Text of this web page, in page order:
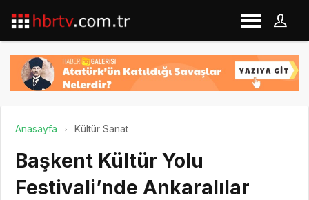
Anasayfa Kültür Sanat
Başkent Kültür Yolu
Festivali’nde Ankaralılar